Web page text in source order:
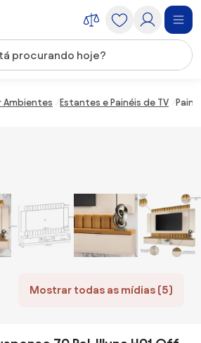
Estantes e Painéis de TV
Mostrar todas as mídias (5)